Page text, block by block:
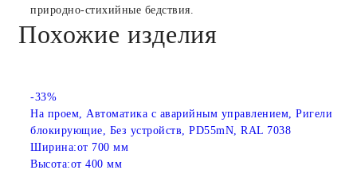
природно-стихийные бедствия.
Похожие изделия
-33%
На проем, Автоматика с аварийным управлением, Ригели
блокирующие, Без устройств, PD55mN, RAL 7038
Ширина:от 700 мм
Высота:от 400 мм